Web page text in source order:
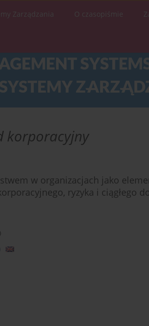
Zarządzania O czasopiśmie
korporacyjny
w organizacjach jako
ryzyka i ciągłego